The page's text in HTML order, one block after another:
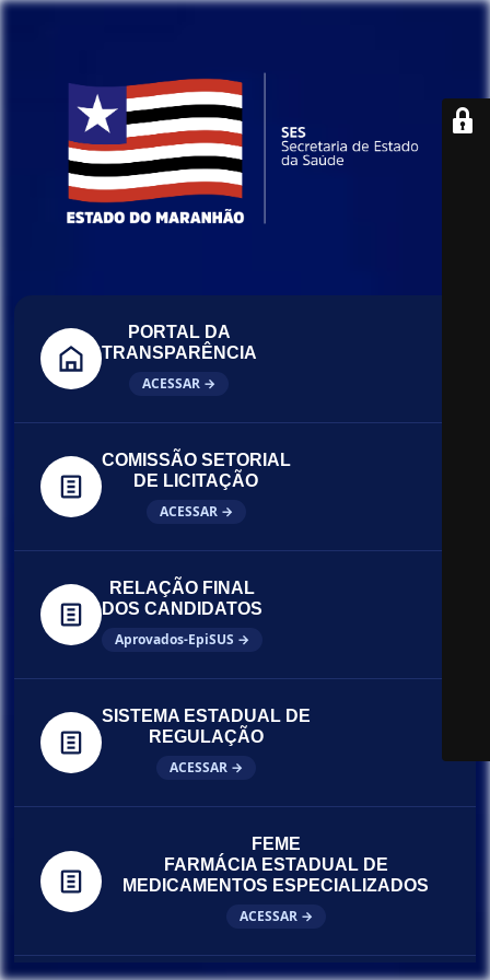
PORTAL DA
TRANSPARÊNCIA
ACESSAR →
COMISSÃO SETORIAL
DE LICITAÇÃO
ACESSAR →
RELAÇÃO FINAL
DOS CANDIDATOS
Aprovados-EpiSUS →
SISTEMA ESTADUAL DE
REGULAÇÃO
ACESSAR →
FEME
FARMÁCIA ESTADUAL DE
MEDICAMENTOS ESPECIALIZADOS
ACESSAR →